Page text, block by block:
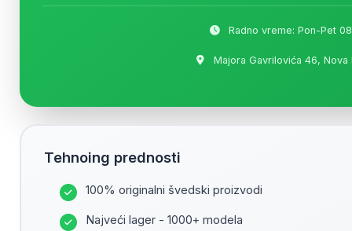
Radno vreme: Pon-Pet
Majora Gavrilovića 46, Nova
Tehnoing prednosti
100% originalni švedski proizvodi
Najveći lager - 1000+ modela